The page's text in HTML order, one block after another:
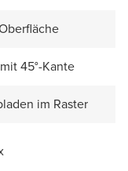
45°-Kante
im Raster